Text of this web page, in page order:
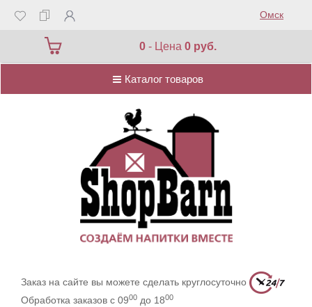
Омск
0 - Цена0 руб.
Каталог товаров
Каталог товаров
Заказ на сайте вы можете сделать круглосуточно
Обработка заказов с 0900 до 1800